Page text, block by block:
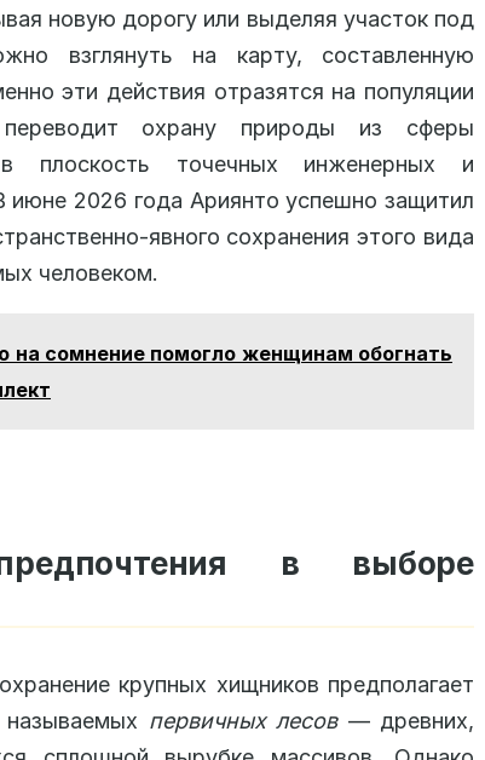
новую дорогу или выделяя участок под
взглянуть на карту, составленную
эти действия отразятся на популяции
охрану природы из сферы
плоскость точечных инженерных и
июне 2026 года Ариянто успешно защитил
явного сохранения этого вида
человеком.
на сомнение помогло женщинам обогнать
в выборе
крупных хищников предполагает
первичных лесов— древних,